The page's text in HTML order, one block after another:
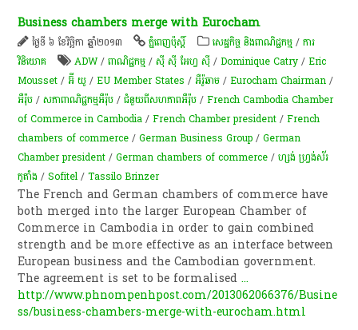
Business chambers merge with Eurocham
ថ្ងៃទី ៦ ខែវិច្ឆិកា ឆ្នាំ២០១៣ ភ្នំពេញប៉ុស្តិ៍ សេដ្ឋកិច្ច និងពាណិជ្ជកម្ម /ការ
វិនិយោគ
ADW /ពាណិជ្ជកម្ម /ស៊ី ស៊ី អែហ្វ​ ស៊ី /Dominique Catry /Eric
Mousset /អ៊ី យូ /EU Member States /អឺរ៉ូឆាម /Eurocham Chairman /
អឺរ៉ុប /សភា​ពាណិជ្ជកម្ម​អឺរ៉ុប /ជំនួយពីសហភាពអឺរ៉ុប /French Cambodia Chamber
of Commerce in Cambodia /French Chamber president /French
chambers of commerce /German Business Group /German
Chamber president /German chambers of commerce /ហ្សង់ ហ្វ្រង់ស័រ
កូតាំង/Sofitel /Tassilo Brinzer
The French and German chambers of commerce have
both merged into the larger European Chamber of
Commerce in Cambodia in order to gain combined
strength and be more effective as an interface between
European business and the Cambodian government.
The agreement is set to be formalised...
http://www.phnompenhpost.com/2013062066376/Busine
ss/business-chambers-merge-with-eurocham.html